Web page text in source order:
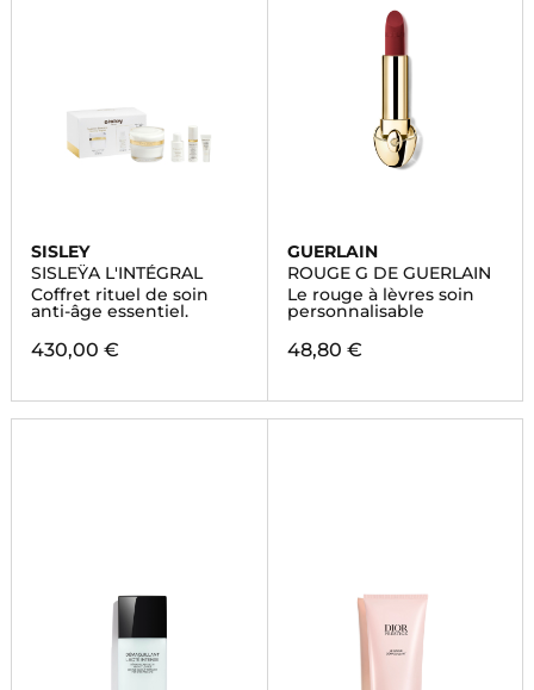
SISLEY
SISLEŸA L'INTÉGRAL
Coffret rituel de soin
anti-âge essentiel.
430,00 €
GUERLAIN
ROUGE G DE GUERLAIN
Le rouge à lèvres soin
personnalisable
48,80 €